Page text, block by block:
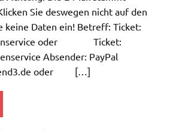
Sie deswegen nicht auf den
keine Daten ein! Betreff: Ticket:
oder Ticket:
Absender: PayPal
oder […]